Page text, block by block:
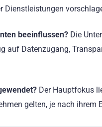
Dienstleistungen
beeinflussen? Die
auf Datenzugang,
Der Hauptfokus
gelten, je nach ihrem